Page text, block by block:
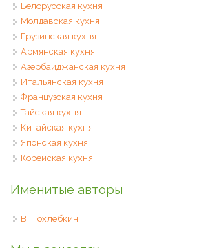
Белорусская кухня
Молдавская кухня
Грузинская кухня
Армянская кухня
Азербайджанская кухня
Итальянская кухня
Французская кухня
Тайская кухня
Китайская кухня
Японская кухня
Корейская кухня
Именитые авторы
В. Похлебкин